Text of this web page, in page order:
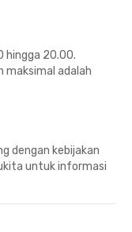
hingga 20.00.
maksimal adalah
dengan kebijakan
untuk informasi